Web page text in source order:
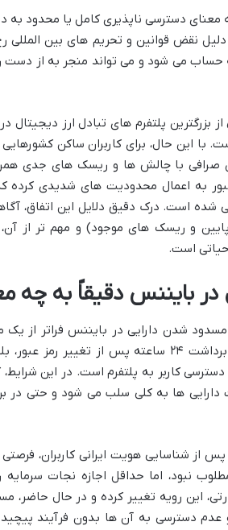
دسترسی ناپذیری کامل یا محدود به
نقض قوانین و تحریم های بین
می شود و می تواند منجر به از دست
بزرگترین پلتفرم های تبادل ارز
با این حال، برای کاربران ساکن
صرافی با چالش ها و ریسک های جدی
به اعمال محدودیت های شدیدی
شده است. درک دقیق دلایل این اتفاق،
و ریسک های موجود) و مهم تر از آن،
حیاتی است.
شدن دارایی در بایننس فراتر از
کوتاه مدت مانند محدودیت برداشت ۲۴ ساعته
کاربر به پلتفرم است. در این شرایط،
دارایی ها به کلی سلب می شود و حتی در
نبود، اما حداقل اجازه نجات سرمایه
این رویه تغییر کرده و در حال
عدم دسترسی به آن ها بدون فرآیند